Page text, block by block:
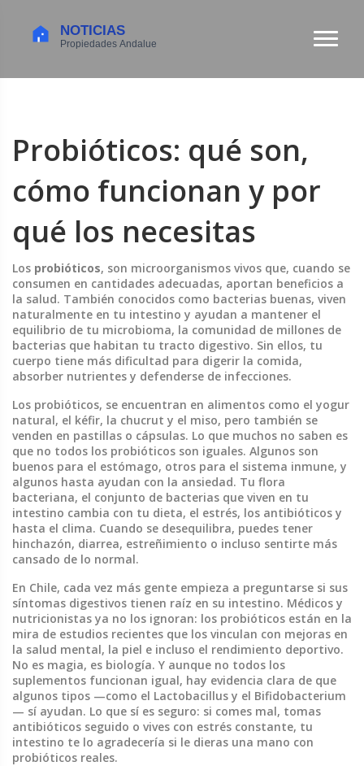
Probióticos: qué son,
cómo funcionan y por
qué los necesitas
Los probióticos, son microorganismos vivos que, cuando se
consumen en cantidades adecuadas, aportan beneficios a
la salud. También conocidos como bacterias buenas, viven
naturalmente en tu intestino y ayudan a mantener el
equilibrio de tu microbioma, la comunidad de millones de
bacterias que habitan tu tracto digestivo. Sin ellos, tu
cuerpo tiene más dificultad para digerir la comida,
absorber nutrientes y defenderse de infecciones.
Los probióticos, se encuentran en alimentos como el yogur
natural, el kéfir, la chucrut y el miso, pero también se
venden en pastillas o cápsulas. Lo que muchos no saben es
que no todos los probióticos son iguales. Algunos son
buenos para el estómago, otros para el sistema inmune, y
algunos hasta ayudan con la ansiedad. Tu flora
bacteriana, el conjunto de bacterias que viven en tu
intestino cambia con tu dieta, el estrés, los antibióticos y
hasta el clima. Cuando se desequilibra, puedes tener
hinchazón, diarrea, estreñimiento o incluso sentirte más
cansado de lo normal.
En Chile, cada vez más gente empieza a preguntarse si sus
síntomas digestivos tienen raíz en su intestino. Médicos y
nutricionistas ya no los ignoran: los probióticos están en la
mira de estudios recientes que los vinculan con mejoras en
la salud mental, la piel e incluso el rendimiento deportivo.
No es magia, es biología. Y aunque no todos los
suplementos funcionan igual, hay evidencia clara de que
algunos tipos —como el Lactobacillus y el Bifidobacterium
— sí ayudan. Lo que sí es seguro: si comes mal, tomas
antibióticos seguido o vives con estrés constante, tu
intestino te lo agradecería si le dieras una mano con
probióticos reales.